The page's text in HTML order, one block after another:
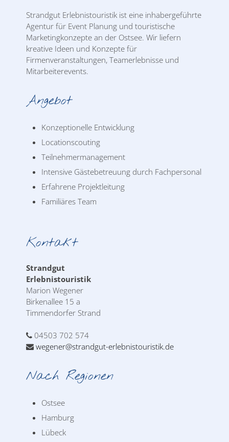
Strandgut Erlebnistouristik ist eine inhabergeführte
Agentur für Event Planung und touristische
Marketingkonzepte an der Ostsee. Wir liefern
kreative Ideen und Konzepte für
Firmenveranstaltungen, Teamerlebnisse und
Mitarbeiterevents.
Angebot
Konzeptionelle Entwicklung
Locationscouting
Teilnehmermanagement
Intensive Gästebetreuung durch Fachpersonal
Erfahrene Projektleitung
Familiäres Team
Kontakt
Strandgut
Erlebnistouristik
Marion Wegener
Birkenallee 15 a
Timmendorfer Strand
04503 702 574
wegener@strandgut-erlebnistouristik.de
Nach Regionen
Ostsee
Hamburg
Lübeck